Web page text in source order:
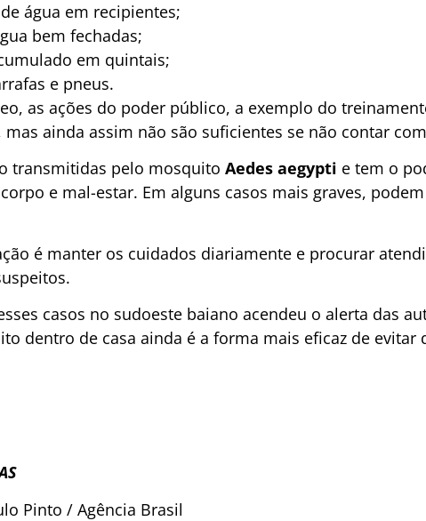
água em recipientes;
bem fechadas;
em quintais;
e pneus.
as ações do poder público, a exemplo do
mas ainda assim não são suficientes se não contar
transmitidas pelo mosquito Aedes aegypti e tem o
e mal-estar. Em alguns casos mais graves,
é manter os cuidados diariamente e procurar
casos no sudoeste baiano acendeu o alerta das
dentro de casa ainda é a forma mais eficaz de evitar
Pinto / Agência Brasil